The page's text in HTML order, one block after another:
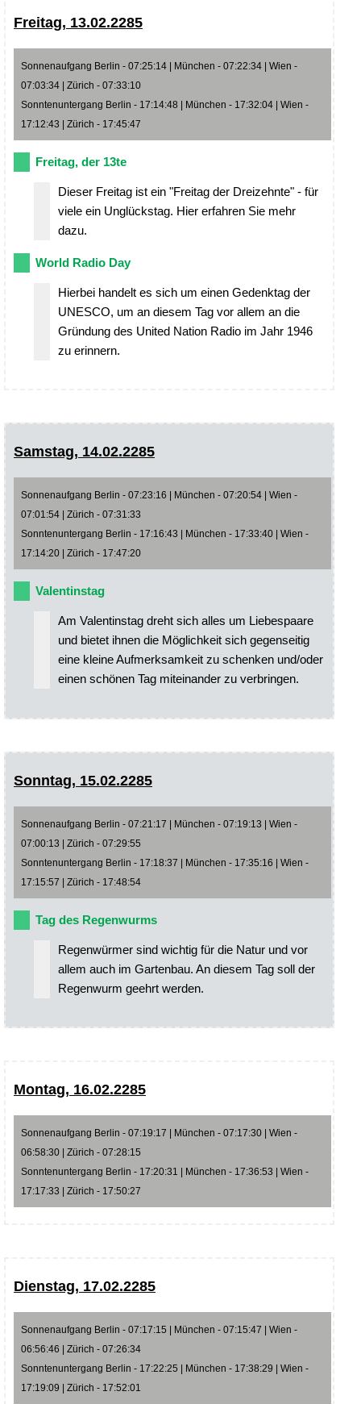
Freitag, 13.02.2285
Sonnenaufgang Berlin - 07:25:14 | München - 07:22:34 | Wien -
07:03:34 | Zürich - 07:33:10
Sonntenuntergang Berlin - 17:14:48 | München - 17:32:04 | Wien -
17:12:43 | Zürich - 17:45:47
Freitag, der 13te
Dieser Freitag ist ein "Freitag der Dreizehnte" - für
viele ein Unglückstag. Hier erfahren Sie mehr
dazu.
World Radio Day
Hierbei handelt es sich um einen Gedenktag der
UNESCO, um an diesem Tag vor allem an die
Gründung des United Nation Radio im Jahr 1946
zu erinnern.
Samstag, 14.02.2285
Sonnenaufgang Berlin - 07:23:16 | München - 07:20:54 | Wien -
07:01:54 | Zürich - 07:31:33
Sonntenuntergang Berlin - 17:16:43 | München - 17:33:40 | Wien -
17:14:20 | Zürich - 17:47:20
Valentinstag
Am Valentinstag dreht sich alles um Liebespaare
und bietet ihnen die Möglichkeit sich gegenseitig
eine kleine Aufmerksamkeit zu schenken und/oder
einen schönen Tag miteinander zu verbringen.
Sonntag, 15.02.2285
Sonnenaufgang Berlin - 07:21:17 | München - 07:19:13 | Wien -
07:00:13 | Zürich - 07:29:55
Sonntenuntergang Berlin - 17:18:37 | München - 17:35:16 | Wien -
17:15:57 | Zürich - 17:48:54
Tag des Regenwurms
Regenwürmer sind wichtig für die Natur und vor
allem auch im Gartenbau. An diesem Tag soll der
Regenwurm geehrt werden.
Montag, 16.02.2285
Sonnenaufgang Berlin - 07:19:17 | München - 07:17:30 | Wien -
06:58:30 | Zürich - 07:28:15
Sonntenuntergang Berlin - 17:20:31 | München - 17:36:53 | Wien -
17:17:33 | Zürich - 17:50:27
Dienstag, 17.02.2285
Sonnenaufgang Berlin - 07:17:15 | München - 07:15:47 | Wien -
06:56:46 | Zürich - 07:26:34
Sonntenuntergang Berlin - 17:22:25 | München - 17:38:29 | Wien -
17:19:09 | Zürich - 17:52:01